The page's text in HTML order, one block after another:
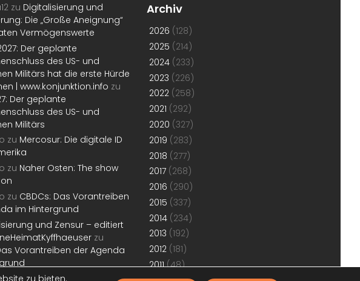
zu Digitalisierung und
Die „Große Aneignung“
Vermögenswerte
Der geplante
des US- und
Militärs hat die erste Hürde
| www.konjunktion.info zu
Der geplante
des US- und
Militärs
zu Mercosur: Die digitale ID
zu Naher Osten: The show
zu CBDCs: Das Vorantreiben
im Hintergrund
und Zensur – editiert
zu
Vorantreiben der Agenda
Archiv
2026 (128)
2025 (214)
2024 (233)
2023 (226)
2022 (258)
2021 (292)
2020 (327)
2019 (283)
2018 (277)
2017 (268)
2016 (290)
2015 (337)
2014 (234)
2013 (192)
2012 (181)
2011(48)
zu bieten.